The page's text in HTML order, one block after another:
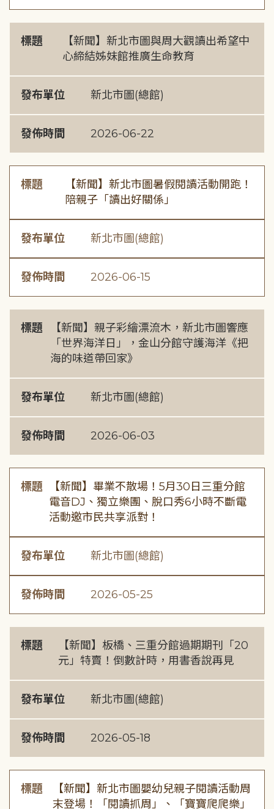
標題
【新聞】新北市圖與周大觀讀出希望中
心締結姊妹館推廣生命教育
發布單位 新北市圖(總館)
發佈時間 2026-06-22
標題
【新聞】新北市圖暑假閱讀活動開跑！
陪親子「讀出好關係」
發布單位 新北市圖(總館)
發佈時間 2026-06-15
標題
【新聞】親子彩繪漂流木，新北市圖響應
「世界海洋日」，金山分館守護海洋《把
海的味道帶回家》
發布單位 新北市圖(總館)
發佈時間 2026-06-03
標題
【新聞】畢業不散場！5月30日三重分館
電音DJ、獨立樂團、脫口秀6小時不斷電
活動邀市民共享派對！
發布單位 新北市圖(總館)
發佈時間 2026-05-25
標題
【新聞】板橋、三重分館過期期刊「20
元」特賣！倒數計時，用書香說再見
發布單位 新北市圖(總館)
發佈時間 2026-05-18
標題
【新聞】新北市圖嬰幼兒親子閱讀活動周
末登場！「閱讀抓周」、「寶寶爬爬樂」